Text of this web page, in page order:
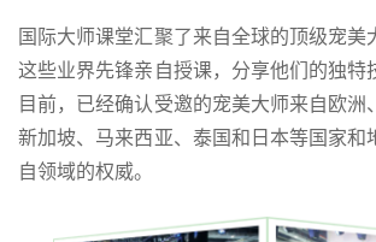
国际大师课堂汇聚了来自全球的顶级宠美
这些业界先锋亲自授课，分享他们的独特
目前，已经确认受邀的宠美大师来自欧洲
新加坡、马来西亚、泰国和日本等国家和
自领域的权威。